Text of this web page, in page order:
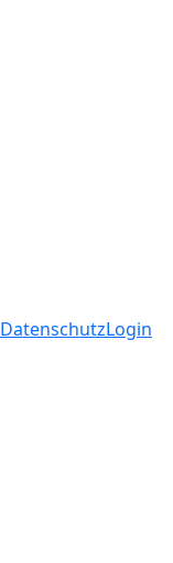
DatenschutzLogin